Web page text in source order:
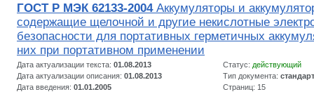
ГОСТ Р МЭК 62133-2004Аккумуляторы и
содержащие щелочной и другие некислотные
безопасности для портативных герметичных
них при портативном применении
Дата актуализации текста: 01.08.2013 Статус: действующий
Дата актуализации описания: 01.08.2013 Тип документа: стандарт
Дата введения: 01.01.2005 Страниц: 15